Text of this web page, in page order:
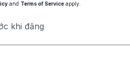
and Terms of Service apply.
khi đăng